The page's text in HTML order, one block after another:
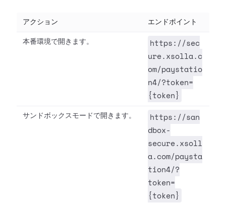
アクション エンドポイント
本番環境で開きます。
https://sec
ure.xsolla.c
om/paystatio
n4/?token=
{token}
サンドボックスモードで開きます。
https://san
dbox-
secure.xsoll
a.com/paysta
tion4/?
token=
{token}